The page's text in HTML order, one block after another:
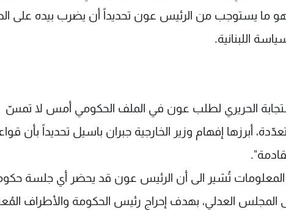
ما يستوجب من الرئيس عون تحديداً أن يضرب بيده على
اللبنانية.
الحريري لطلب عون في الملف الحكومي أمس لا تمسّ
أبرزها إفهام وزير الخارجية جبران باسيل تحديداً بأن
المعلومات تُشير الى أن الرئيس عون قد يحضر أي جلسة
العدلي، بهدف إحراج رئيس الحكومة والأطراف